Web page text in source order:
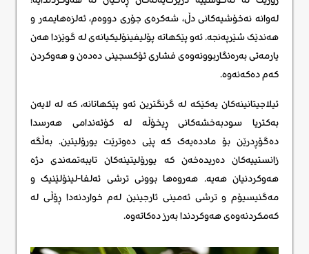
لەوانە نەخۆشیەکانی دڵ، شەکرەی جۆری دووەم، ئەلزەهایمەر و
هەندێک شێرپەنجە. ئەو پێکهاتە پۆلیفینۆلیکیانەی لە گوێزدا هەن
یارمەتی بەرەنگاربوونەوەی فشاری ئۆکسجینی دەدەن و هەوکردن
کەم دەکەنەوە.
ئیلاجیتانینەکان یەکێکە لە گرنگترین ئەو پێکهاتانە، کە لە لایەن
بەکتریا سودبەخشەکانی ڕیخۆڵە لە کۆئەندامی هەرسدا
دەگۆڕدرێن بۆ ماددەیەک کە پێی دەوترێت یورۆلیتین. بەڵگە
زانستییەکان دەریدەخەن کە یورۆلیتینەکان تایبەتمەندی دژە
هەوکردنیان هەیە. هەروەها بوونی ترشی ئەلفا-لینۆلێنیک و
مەگنیسیۆم و ترشی ئەمینی ئارجینین لەم خواردنەدا ڕۆڵی لە
کەمکردنەوەی هەوکردندا بەرز دەکاتەوە.